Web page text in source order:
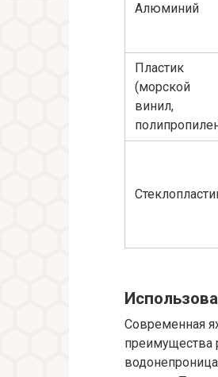
Алюминий
Пластик
(морской
винил,
Современная
преимущества